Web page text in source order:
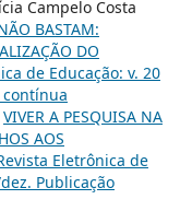
Campelo Costa
BASTAM:
DO
de Educação: v. 20
contínua
VIVER A PESQUISA NA
AOS
Eletrônica de
Publicação